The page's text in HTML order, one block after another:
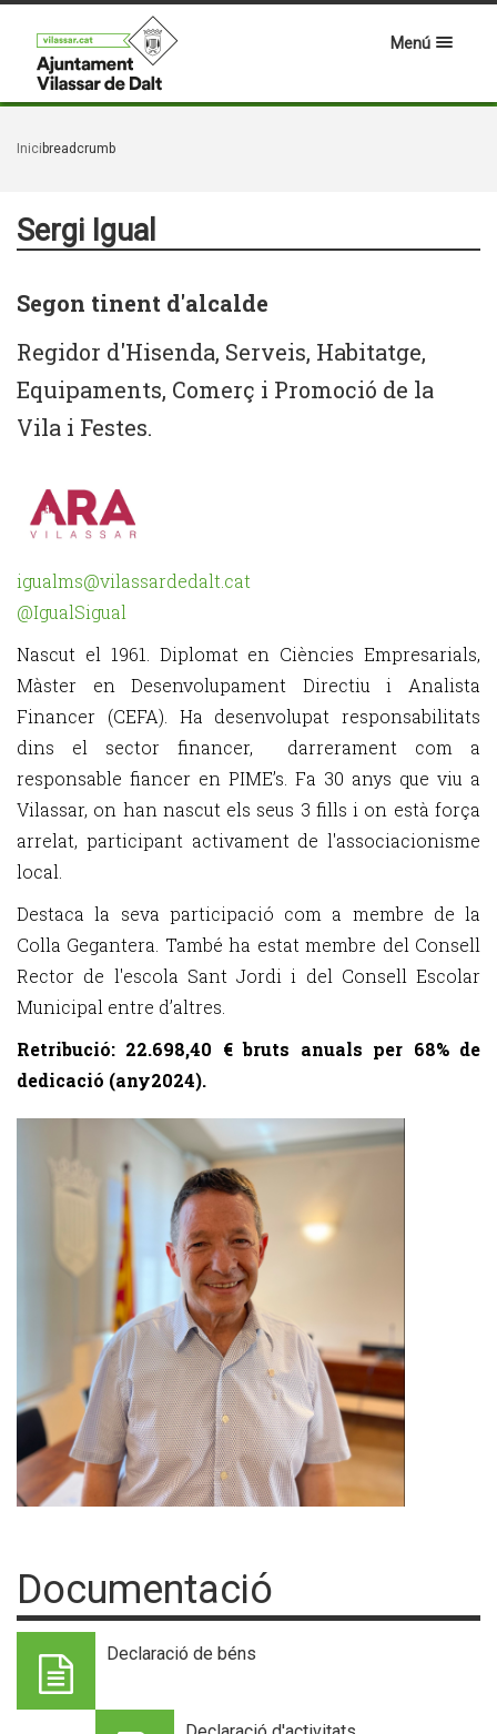
Menú
Inici breadcrumb
Sergi Igual
Segon tinent d'alcalde
Regidor d'Hisenda, Serveis, Habitatge,
Equipaments, Comerç i Promoció de la
Vila i Festes.
igualms@vilassardedalt.cat
@IgualSigual
Nascut el 1961. Diplomat en Ciències Empresarials,
Màster en Desenvolupament Directiu i Analista
Financer (CEFA). Ha desenvolupat responsabilitats
dins el sector financer, darrerament com a
responsable fiancer en PIME’s. Fa 30 anys que viu a
Vilassar, on han nascut els seus 3 fills i on està força
arrelat, participant activament de l'associacionisme
local.
Destaca la seva participació com a membre de la
Colla Gegantera. També ha estat membre del Consell
Rector de l'escola Sant Jordi i del Consell Escolar
Municipal entre d’altres.
Retribució: 22.698,40 € bruts anuals per 68% de
dedicació (any2024).
Documentació
Declaració de béns